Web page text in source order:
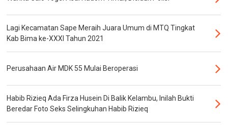
Lagi Kecamatan Sape Meraih Juara Umum di MTQ Tingkat
Kab Bima ke-XXXI Tahun 2021
Perusahaan Air MDK 55 Mulai Beroperasi
Habib Rizieq Ada Firza Husein Di Balik Kelambu, Inilah Bukti
Beredar Foto Seks Selingkuhan Habib Rizieq